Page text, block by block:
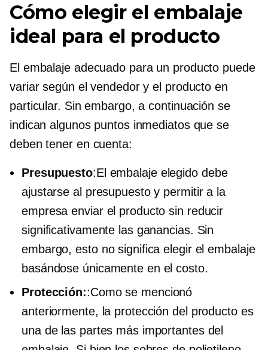
Cómo elegir el embalaje
ideal para el producto
El embalaje adecuado para un producto puede
variar según el vendedor y el producto en
particular. Sin embargo, a continuación se
indican algunos puntos inmediatos que se
deben tener en cuenta:
Presupuesto:El embalaje elegido debe
ajustarse al presupuesto y permitir a la
empresa enviar el producto sin reducir
significativamente las ganancias. Sin
embargo, esto no significa elegir el embalaje
basándose únicamente en el costo.
Protección::Como se mencionó
anteriormente, la protección del producto es
una de las partes más importantes del